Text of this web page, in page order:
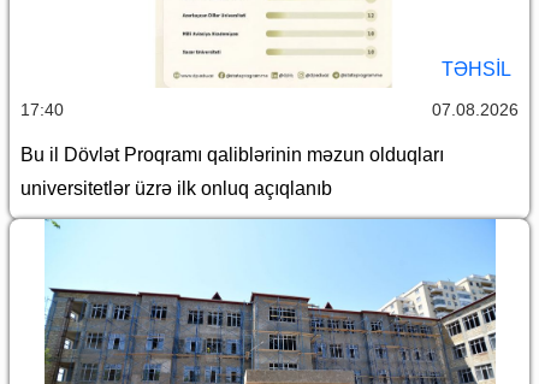
TƏHSIL
17:40 07.08.2026
Bu il Dövlət Proqramı qaliblərinin məzun olduqları
universitetlər üzrə ilk onluq açıqlanıb